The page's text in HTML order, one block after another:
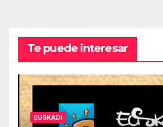
Te puede interesar
EUSKADI